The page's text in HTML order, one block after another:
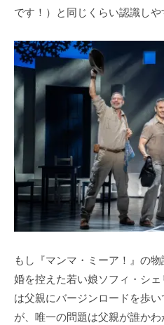
です！）と同じくらい認識しや
もし『マンマ・ミーア！』の
婚を控えた若い娘ソフィ・シ
は父親にバージンロードを歩
が、唯一の問題は父親が誰か